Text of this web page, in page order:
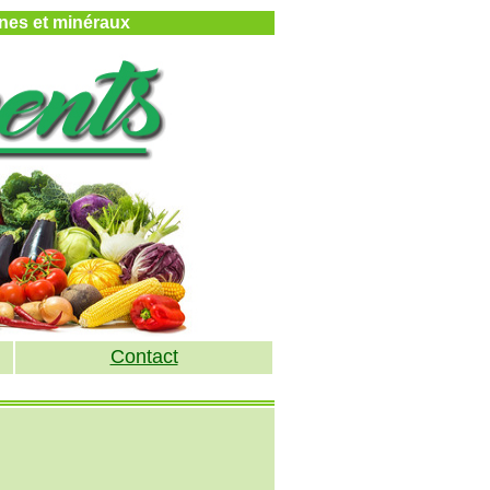
et minéraux
Contact